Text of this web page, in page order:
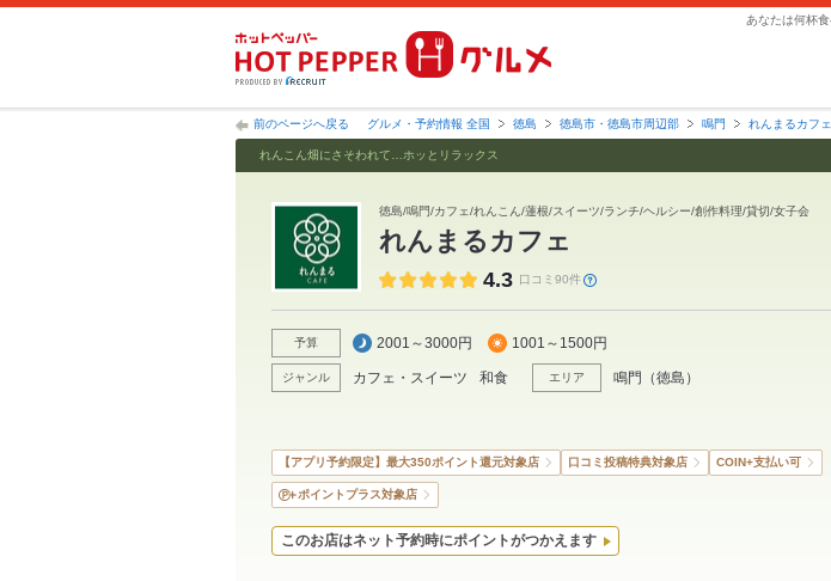
前のページへ戻る グルメ・予約情報 全国 徳島 徳島市・徳島市周辺部 鳴門 れんまるカフェ
れんこん畑にさそわれて…ホッとリラックス
徳島/鳴門/カフェ/れんこん/蓮根/スイーツ/ランチ/ヘルシー/創作料理/貸切/女子会
れんまるカフェ
4.3 口コミ90件
予算 2001～3000円 1001～1500円
ジャンル カフェ・スイーツ 和食 エリア 鳴門 （徳島 ）
【アプリ予約限定】最大350ポイント還元対象店 口コミ投稿特典対象店 COIN+支払い可
ポイントプラス対象店
このお店はネット予約時にポイントがつかえます